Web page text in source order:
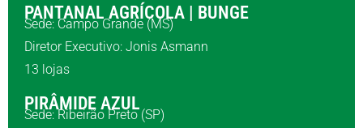
PANTANAL AGRÍCOLA | BUNGE
Sede: Campo Grande (MS)
Diretor Executivo: Jonis Asmann
13 lojas
PIRÂMIDE AZUL
Sede: Ribeirão Preto (SP)